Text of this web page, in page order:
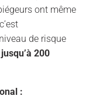
ont même
de risque
jusqu’à 200
: